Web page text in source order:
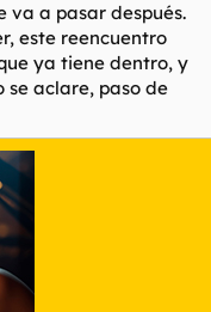
va a pasar después.
este reencuentro
ya tiene dentro, y
se aclare, paso de